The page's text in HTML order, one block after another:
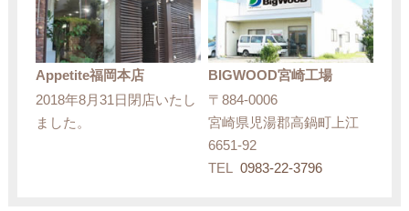
Appetite福岡本店
2018年8月31日閉店いたし
ました。
BIGWOOD宮崎工場
〒884-0006
宮崎県児湯郡高鍋町上江
6651-92
TEL
0983-22-3796